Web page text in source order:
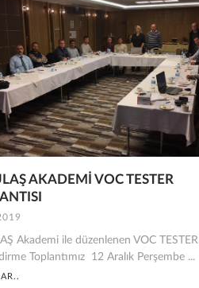
AKADEMİ VOC TESTER
Akademi ile düzenlenen VOC TESTER
Toplantımız 12 Aralık Perşembe ...